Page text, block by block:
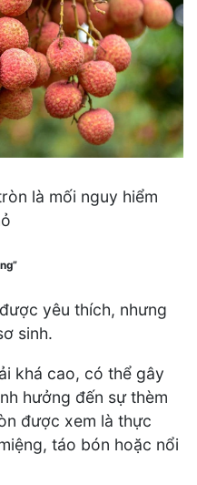
là mối nguy hiểm
yêu thích, nhưng
sinh.
khá cao, có thể gây
hưởng đến sự thèm
được xem là thực
táo bón hoặc nổi